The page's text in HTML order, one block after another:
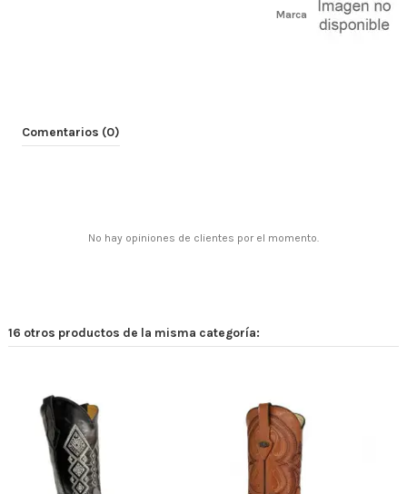
Marca
Comentarios (0)
No hay opiniones de clientes por el momento.
16 otros productos de la misma categoría: